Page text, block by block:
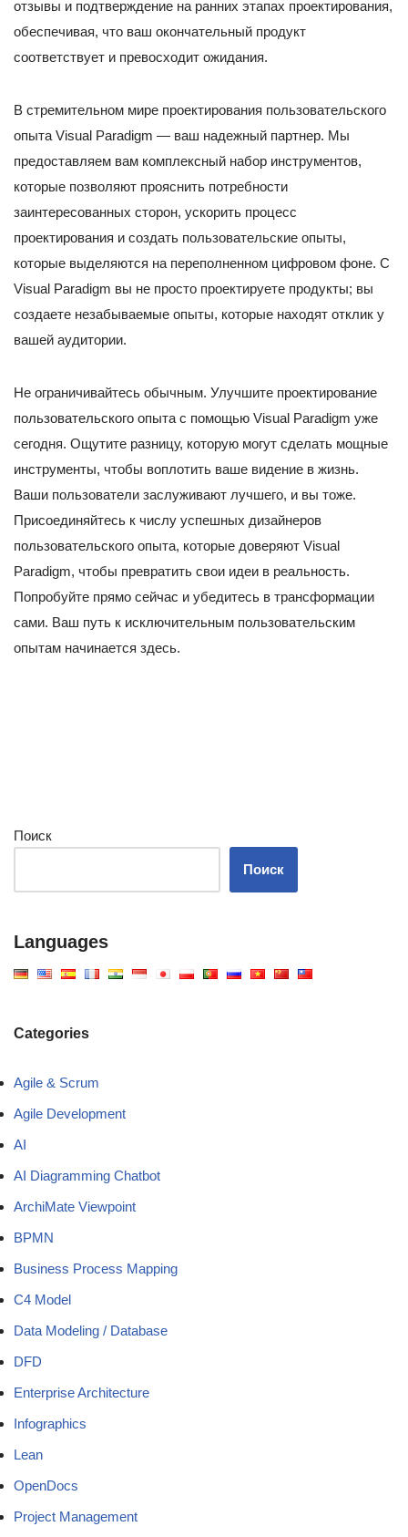
отзывы и подтверждение на ранних этапах проектирования,
обеспечивая, что ваш окончательный продукт
соответствует и превосходит ожидания.
В стремительном мире проектирования пользовательского
опыта Visual Paradigm — ваш надежный партнер. Мы
предоставляем вам комплексный набор инструментов,
которые позволяют прояснить потребности
заинтересованных сторон, ускорить процесс
проектирования и создать пользовательские опыты,
которые выделяются на переполненном цифровом фоне. С
Visual Paradigm вы не просто проектируете продукты; вы
создаете незабываемые опыты, которые находят отклик у
вашей аудитории.
Не ограничивайтесь обычным. Улучшите проектирование
пользовательского опыта с помощью Visual Paradigm уже
сегодня. Ощутите разницу, которую могут сделать мощные
инструменты, чтобы воплотить ваше видение в жизнь.
Ваши пользователи заслуживают лучшего, и вы тоже.
Присоединяйтесь к числу успешных дизайнеров
пользовательского опыта, которые доверяют Visual
Paradigm, чтобы превратить свои идеи в реальность.
Попробуйте прямо сейчас и убедитесь в трансформации
сами. Ваш путь к исключительным пользовательским
опытам начинается здесь.
Поиск
Поиск
Languages
Categories
Agile & Scrum
Agile Development
AI
AI Diagramming Chatbot
ArchiMate Viewpoint
BPMN
Business Process Mapping
C4 Model
Data Modeling / Database
DFD
Enterprise Architecture
Infographics
Lean
OpenDocs
Project Management